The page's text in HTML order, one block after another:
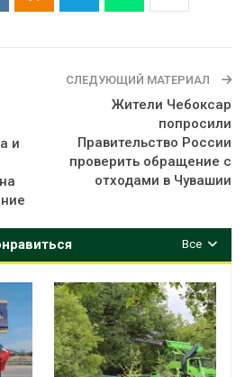
и
СЛЕДУЮЩИЙ МАТЕРИАЛ
Жители Чебоксар
попросили
Правительство России
проверить обращение с
отходами в Чувашии
Все